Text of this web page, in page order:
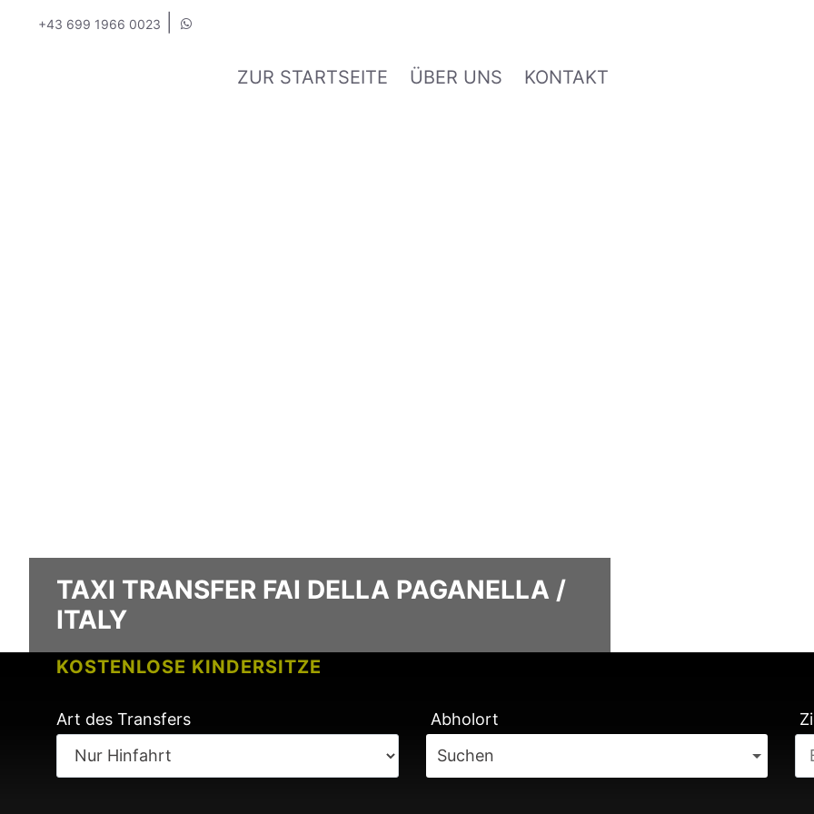
+43 699 1966 0023
ZUR STARTSEITE ÜBER UNS KONTAKT
KOSTENLOSE KINDERSITZE
KEINE GEBÜHREN BEI FLUGVERSPÄTUNG
TAXI TRANSFER FAI DELLA PAGANELLA /
ITALY
Art des Transfers
Abholort
Suchen